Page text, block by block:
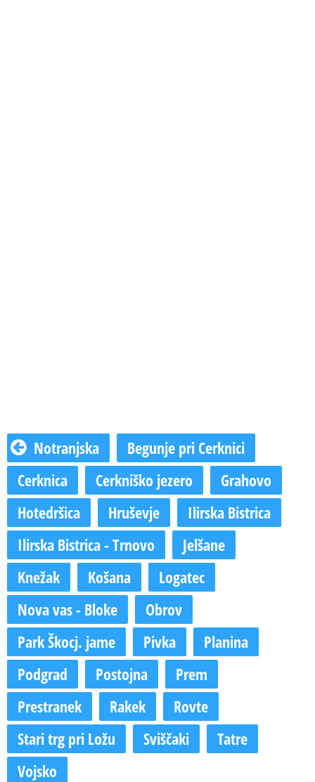
Notranjska
Begunje pri Cerknici
Cerknica
Cerkniško jezero
Grahovo
Hotedršica
Hruševje
Ilirska Bistrica
Ilirska Bistrica - Trnovo
Jelšane
Knežak
Košana
Logatec
Nova vas - Bloke
Obrov
Park Škocj. jame
Pivka
Planina
Podgrad
Postojna
Prem
Prestranek
Rakek
Rovte
Stari trg pri Ložu
Sviščaki
Tatre
Vojsko